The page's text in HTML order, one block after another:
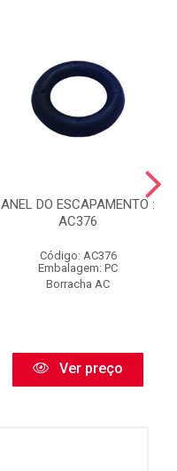
ANEL DO ESCAPAMENTO :
AC376
Código: AC376
Embalagem: PC
Borracha AC
Ver preço